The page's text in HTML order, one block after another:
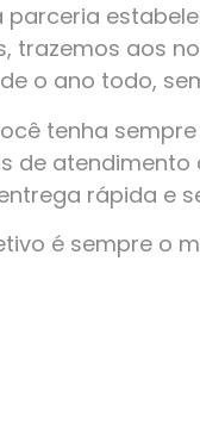
parceria
trazemos aos
o ano todo,
tenha
de atendimento
rápida e
é sempre o